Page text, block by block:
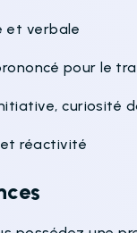
et verbale
pour le
curiosité
réactivité